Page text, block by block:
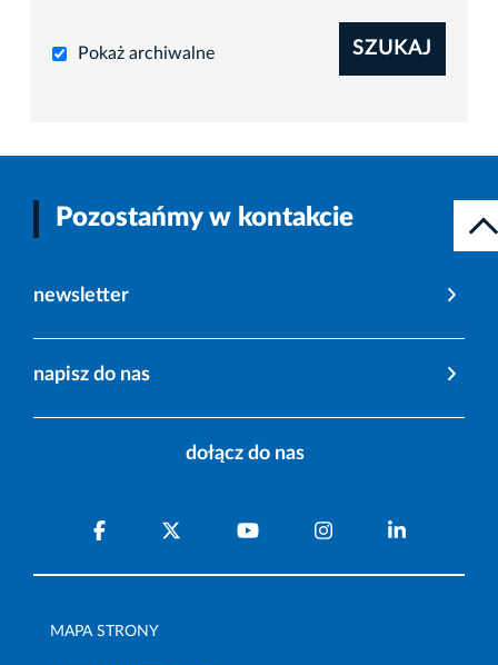
Pokaż archiwalne SZUKAJ
Pozostańmy w kontakcie
newsletter
napisz do nas
dołącz do nas
MAPA STRONY